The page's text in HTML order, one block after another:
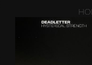
UK-BAND